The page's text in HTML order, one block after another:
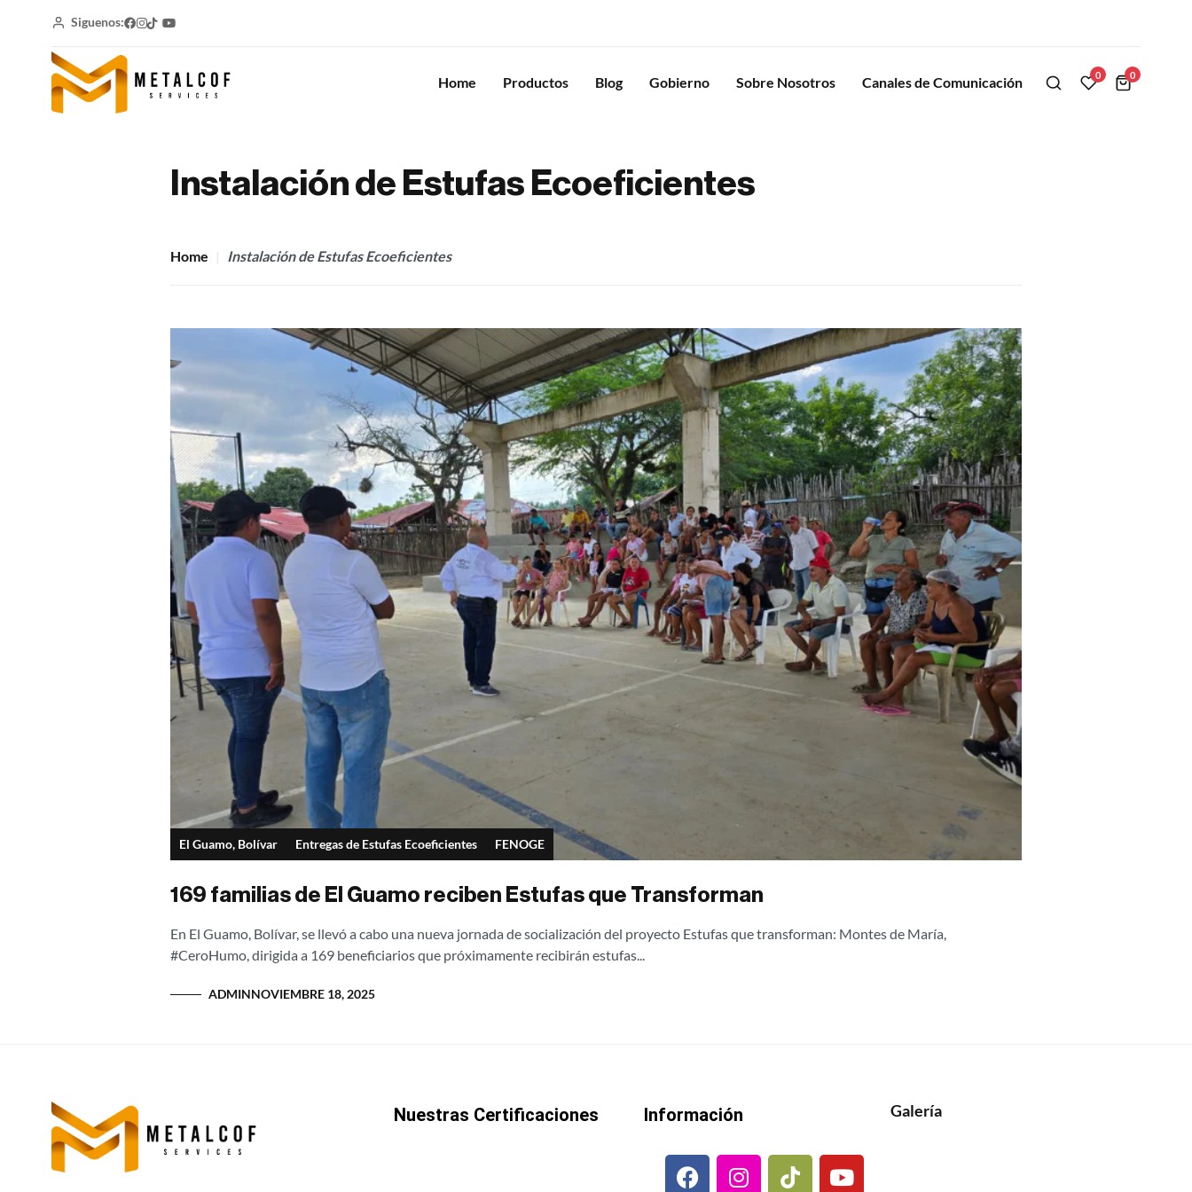
Siguenos:
Home Productos Blog Gobierno Sobre Nosotros Canales de Comunicación 0 0
Instalación de Estufas Ecoeficientes
Home Instalación de Estufas Ecoeficientes
El Guamo, Bolívar Entregas de Estufas Ecoeficientes FENOGE
169 familias de El Guamo reciben Estufas que Transforman
En El Guamo, Bolívar, se llevó a cabo una nueva jornada de socialización del proyecto Estufas que transforman: Montes de María,
#CeroHumo, dirigida a 169 beneficiarios que próximamente recibirán estufas...
ADMINNOVIEMBRE 18, 2025
Nuestras Certificaciones Información Galería